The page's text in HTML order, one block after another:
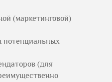
(маркетинговой)
потенциальных
(для